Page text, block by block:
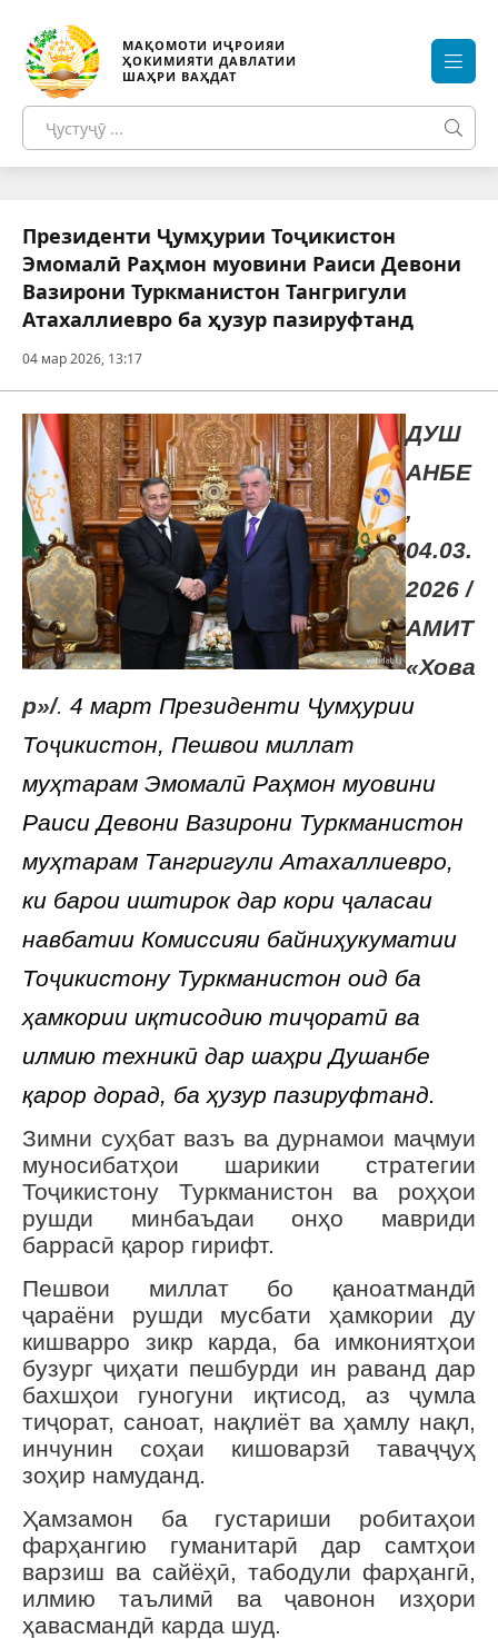
МАҚОМОТИ ИҶРОИЯИ
ҲОКИМИЯТИ ДАВЛАТИИ
ШАҲРИ ВАҲДАТ
Президенти Ҷумҳурии Тоҷикистон
Эмомалӣ Раҳмон муовини Раиси Девони
Вазирони Туркманистон Тангригули
Атахаллиевро ба ҳузур пазируфтанд
04 мар 2026, 13:17
ДУШ
АНБЕ
,
04.03.
2026 /
АМИТ
«Хова
р»/. 4 март Президенти Ҷумҳурии
Тоҷикистон, Пешвои миллат
муҳтарам Эмомалӣ Раҳмон муовини
Раиси Девони Вазирони Туркманистон
муҳтарам Тангригули Атахаллиевро,
ки барои иштирок дар кори ҷаласаи
навбатии Комиссияи байниҳукуматии
Тоҷикистону Туркманистон оид ба
ҳамкории иқтисодию тиҷоратӣ ва
илмию техникӣ дар шаҳри Душанбе
қарор дорад, ба ҳузур пазируфтанд.
Зимни суҳбат вазъ ва дурнамои маҷмуи
муносибатҳои шарикии стратегии
Тоҷикистону Туркманистон ва роҳҳои
рушди минбаъдаи онҳо мавриди
баррасӣ қарор гирифт.
Пешвои миллат бо қаноатмандӣ
ҷараёни рушди мусбати ҳамкории ду
кишварро зикр карда, ба имкониятҳои
бузург ҷиҳати пешбурди ин раванд дар
бахшҳои гуногуни иқтисод, аз ҷумла
тиҷорат, саноат, нақлиёт ва ҳамлу нақл,
инчунин соҳаи кишоварзӣ таваҷҷуҳ
зоҳир намуданд.
Ҳамзамон ба густариши робитаҳои
фарҳангию гуманитарӣ дар самтҳои
варзиш ва сайёҳӣ, табодули фарҳангӣ,
илмию таълимӣ ва ҷавонон изҳори
ҳавасмандӣ карда шуд.